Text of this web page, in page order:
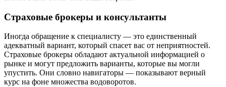
Страховые брокеры и консультанты
Иногда обращение к специалисту — это единственный
адекватный вариант, который спасет вас от неприятностей.
Страховые брокеры обладают актуальной информацией о
рынке и могут предложить варианты, которые вы могли
упустить. Они словно навигаторы — показывают верный
курс на фоне множества водоворотов.